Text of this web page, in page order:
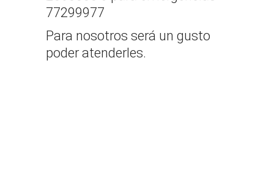
77299977
Para nosotros será un gusto
poder atenderles.